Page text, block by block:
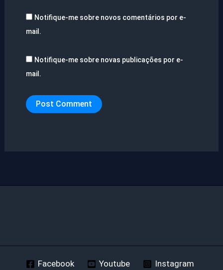
Notifique-me sobre novos comentários por e-
mail.
Notifique-me sobre novas publicações por e-
mail.
Facebook Youtube Instagram